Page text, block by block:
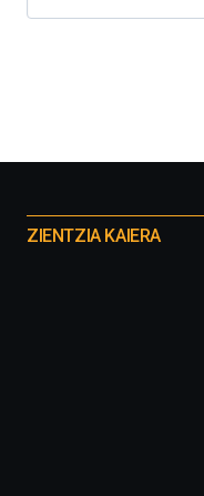
proyectos
ZIENTZIA KAIERA